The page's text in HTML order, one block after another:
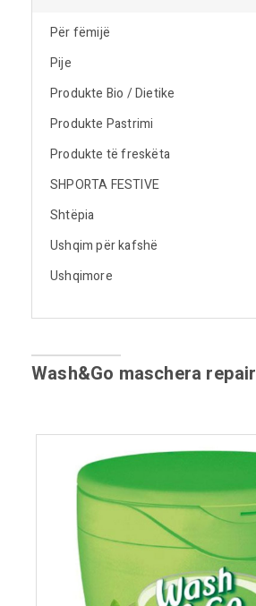
Për fëmijë
Pije
Produkte Bio / Dietike
Produkte Pastrimi
Produkte të freskëta
SHPORTA FESTIVE
Shtëpia
Ushqim për kafshë
Ushqimore
Wash&Go maschera